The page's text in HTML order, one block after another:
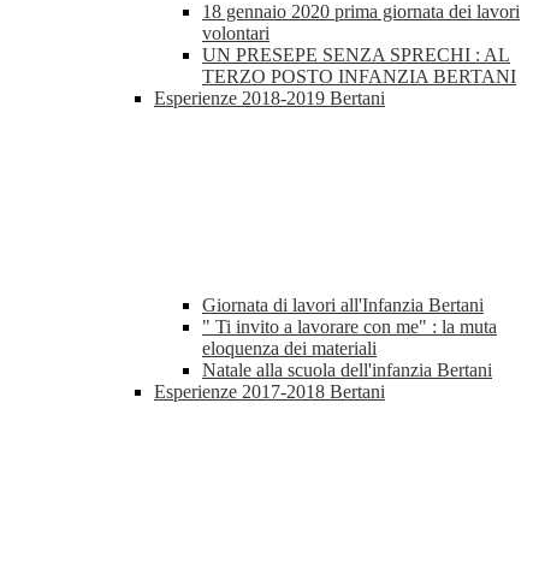
18 gennaio 2020 prima giornata dei lavori
volontari
UN PRESEPE SENZA SPRECHI : AL
TERZO POSTO INFANZIA BERTANI
Esperienze 2018-2019 Bertani
Giornata di lavori all'Infanzia Bertani
" Ti invito a lavorare con me" : la muta
eloquenza dei materiali
Natale alla scuola dell'infanzia Bertani
Esperienze 2017-2018 Bertani